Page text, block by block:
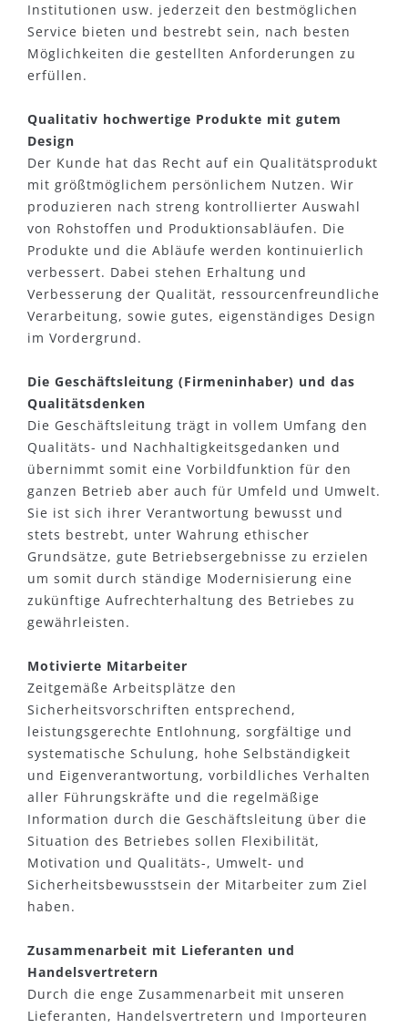
Institutionen usw. jederzeit den bestmöglichen
Service bieten und bestrebt sein, nach besten
Möglichkeiten die gestellten Anforderungen zu
erfüllen.
Qualitativ hochwertige Produkte mit gutem
Design
Der Kunde hat das Recht auf ein Qualitätsprodukt
mit größtmöglichem persönlichem Nutzen. Wir
produzieren nach streng kontrollierter Auswahl
von Rohstoffen und Produktionsabläufen. Die
Produkte und die Abläufe werden kontinuierlich
verbessert. Dabei stehen Erhaltung und
Verbesserung der Qualität, ressourcenfreundliche
Verarbeitung, sowie gutes, eigenständiges Design
im Vordergrund.
Die Geschäftsleitung (Firmeninhaber) und das
Qualitätsdenken
Die Geschäftsleitung trägt in vollem Umfang den
Qualitäts- und Nachhaltigkeitsgedanken und
übernimmt somit eine Vorbildfunktion für den
ganzen Betrieb aber auch für Umfeld und Umwelt.
Sie ist sich ihrer Verantwortung bewusst und
stets bestrebt, unter Wahrung ethischer
Grundsätze, gute Betriebsergebnisse zu erzielen
um somit durch ständige Modernisierung eine
zukünftige Aufrechterhaltung des Betriebes zu
gewährleisten.
Motivierte Mitarbeiter
Zeitgemäße Arbeitsplätze den
Sicherheitsvorschriften entsprechend,
leistungsgerechte Entlohnung, sorgfältige und
systematische Schulung, hohe Selbständigkeit
und Eigenverantwortung, vorbildliches Verhalten
aller Führungskräfte und die regelmäßige
Information durch die Geschäftsleitung über die
Situation des Betriebes sollen Flexibilität,
Motivation und Qualitäts-, Umwelt- und
Sicherheitsbewusstsein der Mitarbeiter zum Ziel
haben.
Zusammenarbeit mit Lieferanten und
Handelsvertretern
Durch die enge Zusammenarbeit mit unseren
Lieferanten, Handelsvertretern und Importeuren